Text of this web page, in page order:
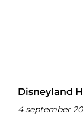
Disneyland
4 september